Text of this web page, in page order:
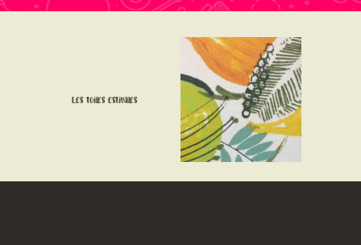
ÉVÈNEMENTS
INFOS ÉVÈNEMENTS
NOUS SOUTENONS
Les toiles estivales